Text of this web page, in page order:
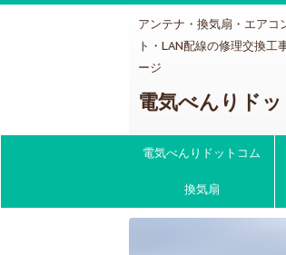
アンテナ・換気扇・エアコ
ト・LAN配線の修理交換
ージ
電気べんりド
電気べんりドットコム
換気扇